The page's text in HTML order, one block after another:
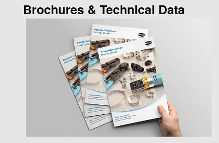
Brochures & Technical Data